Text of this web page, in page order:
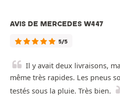
AVIS DE MERCEDES W447
5/5
Il y avait deux livraisons,
même très rapides. Les pneus
testés sous la pluie. Très bien.